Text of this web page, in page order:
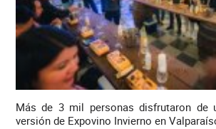
Más de 3 mil personas disfrutaron de
versión de Expovino Invierno en